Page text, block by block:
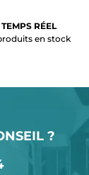
RÉEL
en stock
?